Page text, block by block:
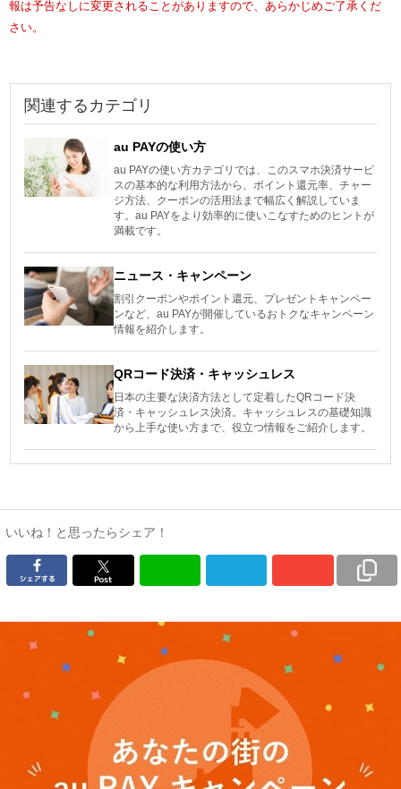
報は予告なしに変更されることがありますので、あらかじめご了承くだ
さい。
関連するカテゴリ
au PAYの使い方
au PAYの使い方カテゴリでは、このスマホ決済サービ
スの基本的な利用方法から、ポイント還元率、チャー
ジ方法、クーポンの活用法まで幅広く解説していま
す。au PAYをより効率的に使いこなすためのヒントが
満載です。
ニュース・キャンペーン
割引クーポンやポイント還元、プレゼントキャンペー
ンなど、au PAYが開催しているおトクなキャンペーン
情報を紹介します。
QRコード決済・キャッシュレス
日本の主要な決済方法として定着したQRコード決
済・キャッシュレス決済。キャッシュレスの基礎知識
から上手な使い方まで、役立つ情報をご紹介します。
いいね！と思ったらシェア！